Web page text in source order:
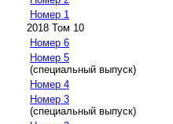
Номер 1
2018 Том 10
Номер 6
Номер 5
(специальный выпуск)
Номер 4
Номер 3
(специальный выпуск)